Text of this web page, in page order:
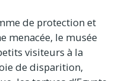
de protection et
menacée, le musée
visiteurs à la
de disparition,